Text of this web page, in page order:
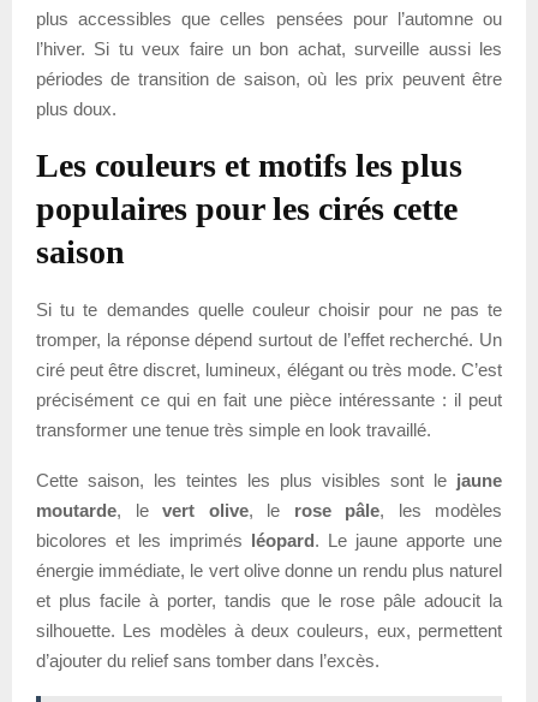
plus accessibles que celles pensées pour l’automne ou
l’hiver. Si tu veux faire un bon achat, surveille aussi les
périodes de transition de saison, où les prix peuvent être
plus doux.
Les couleurs et motifs les plus
populaires pour les cirés cette
saison
Si tu te demandes quelle couleur choisir pour ne pas te
tromper, la réponse dépend surtout de l’effet recherché. Un
ciré peut être discret, lumineux, élégant ou très mode. C’est
précisément ce qui en fait une pièce intéressante : il peut
transformer une tenue très simple en look travaillé.
Cette saison, les teintes les plus visibles sont le jaune
moutarde, le vert olive, le rose pâle, les modèles
bicolores et les imprimés léopard. Le jaune apporte une
énergie immédiate, le vert olive donne un rendu plus naturel
et plus facile à porter, tandis que le rose pâle adoucit la
silhouette. Les modèles à deux couleurs, eux, permettent
d’ajouter du relief sans tomber dans l’excès.